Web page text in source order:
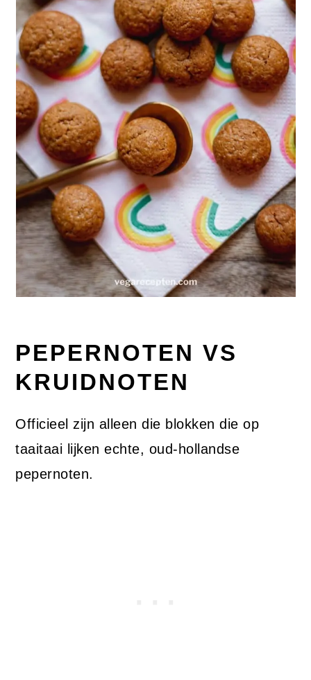
PEPERNOTEN VS
KRUIDNOTEN
Officieel zijn alleen die blokken die op
taaitaai lijken echte, oud-hollandse
pepernoten.